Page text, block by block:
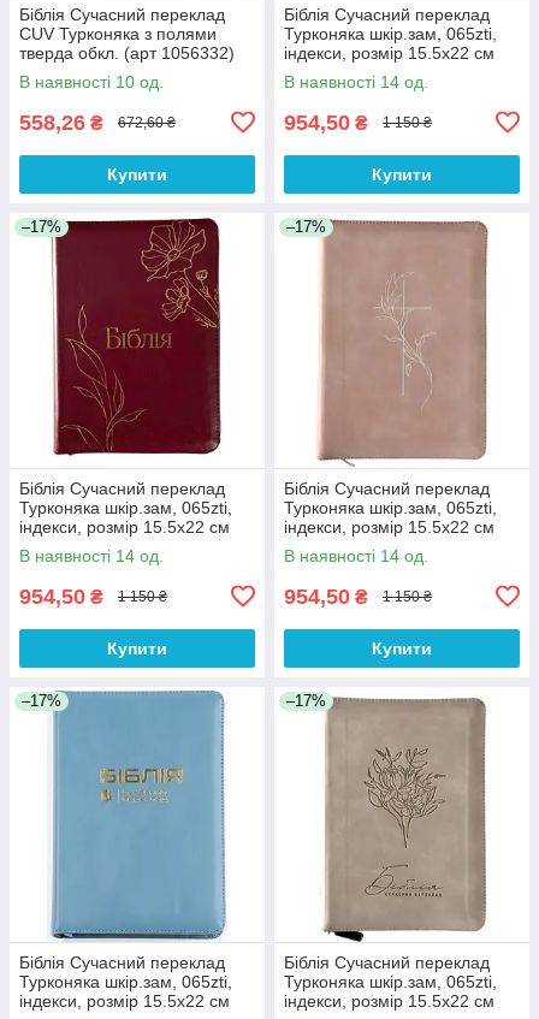
Біблія Сучасний переклад
CUV Турконяка з полями
тверда обкл. (арт 1056332)
Синя
В наявності 10 од.
558,26 ₴ 672,60 ₴
Купити
Біблія Сучасний переклад
Турконяка шкір.зам, 065zti,
індекси, розмір 15.5х22 см
(арт 1056611) Бордова
В наявності 14 од.
954,50 ₴ 1 150 ₴
Купити
–17%
Біблія Сучасний переклад
Турконяка шкір.зам, 065zti,
індекси, розмір 15.5х22 см
(арт 1056615) Бордова
В наявності 14 од.
954,50 ₴ 1 150 ₴
Купити
–17%
Біблія Сучасний переклад
Турконяка шкір.зам, 065zti,
індекси, розмір 15.5х22 см
(арт 1056614) Пудрова
В наявності 14 од.
954,50 ₴ 1 150 ₴
Купити
–17%
Біблія Сучасний переклад
Турконяка шкір.зам, 065zti,
індекси, розмір 15.5х22 см
–17%
Біблія Сучасний переклад
Турконяка шкір.зам, 065zti,
індекси, розмір 15.5х22 см